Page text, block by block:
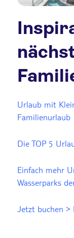
Urlaub mit
Familienurlaub
Die TOP 5
Einfach mehr
Wasserparks
Jetzt buchen